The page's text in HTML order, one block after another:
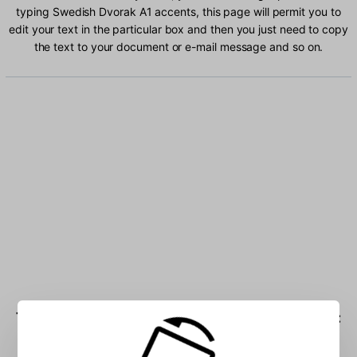
typing Swedish Dvorak A1 accents, this page will permit you to
edit your text in the particular box and then you just need to copy
the text to your document or e-mail message and so on.
Type Swedish Dvorak A1 characters into the box: